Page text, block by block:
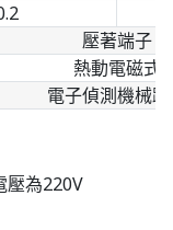
壓著端子
熱動電磁式
電子偵測機械
壓為220V